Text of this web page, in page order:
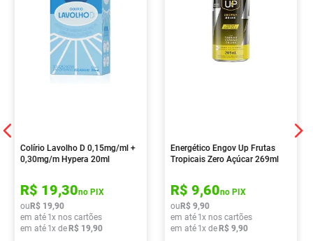
Colírio Lavolho D 0,15mg/ml +
0,30mg/m Hypera 20ml
R$ 19,30no PIX
ou R$ 19,90
em até 1x nos cartões
em até 1x de R$ 19,90
Energético Engov Up Frutas
Tropicais Zero Açúcar 269ml
R$ 9,60no PIX
ou R$ 9,90
em até 1x nos cartões
em até 1x de R$ 9,90